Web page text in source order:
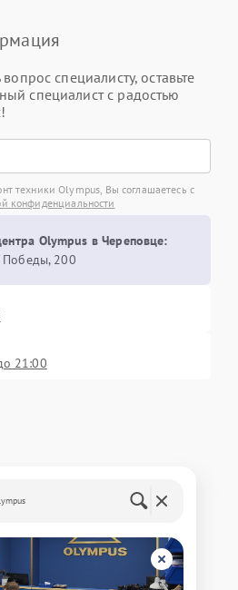
специалисту, оставьте
специалист с радостью
техники Olympus, Вы соглашаетесь с
конфиденциальности
Olympus в Череповце:
Победы, 200
21:00